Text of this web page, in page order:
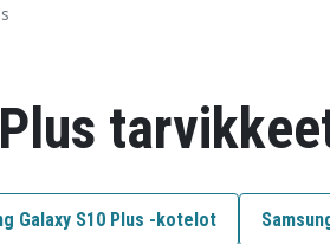
Galaxy S10 Plus -kotelot